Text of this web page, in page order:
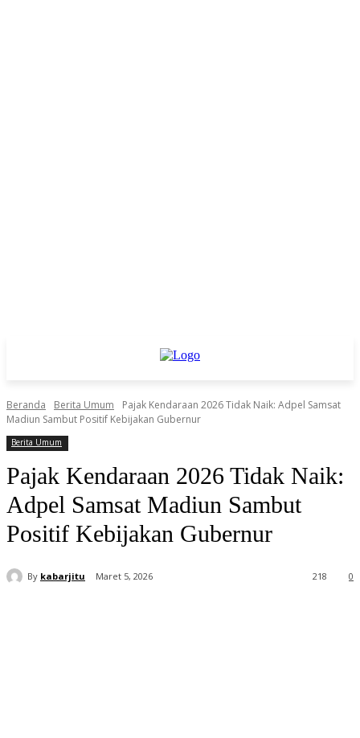
Beranda Berita Umum
Pajak Kendaraan 2026 Tidak Naik: Adpel Samsat
Madiun Sambut Positif Kebijakan Gubernur
Berita Umum
Pajak Kendaraan 2026 Tidak Naik:
Adpel Samsat Madiun Sambut
Positif Kebijakan Gubernur
By kabarjitu Maret 5, 2026 0
218